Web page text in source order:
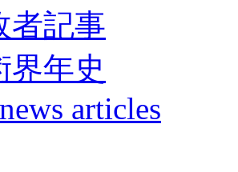
者記事
界年史
articles